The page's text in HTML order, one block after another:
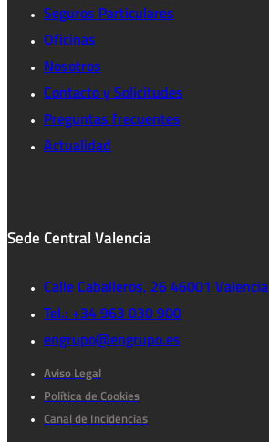
Seguros Particulares
Oficinas
Nosotros
Contacto y Solicitudes
Preguntas frecuentes
Actualidad
Sede Central Valencia
Calle Caballeros, 26 46001 Valencia
Tel.: +34 963 030 900
engrupo@engrupo.es
Aviso Legal
Política de Cookies
Canal de Incidencias